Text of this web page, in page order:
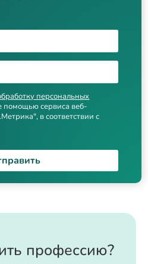
персональных
помощью сервиса веб-
в соответствии с
профессию?